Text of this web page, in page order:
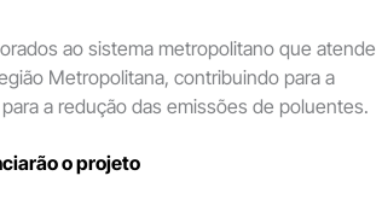
ao sistema metropolitano que atende
Metropolitana, contribuindo para a
a redução das emissões de poluentes.
o projeto